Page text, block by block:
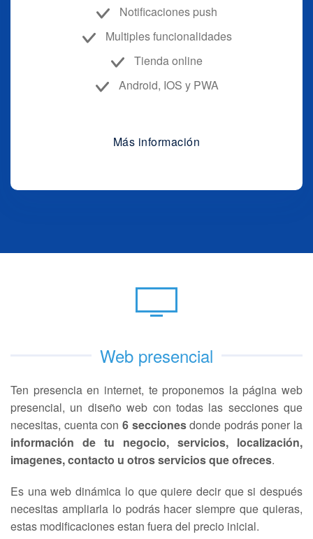
Notificaciones push
Multiples funcionalidades
Tienda online
Android, IOS y PWA
Más información
Web presencial
Ten presencia en internet, te proponemos la página web
presencial, un diseño web con todas las secciones que
necesitas, cuenta con 6 seccionesdonde podrás poner la
información de tu negocio, servicios, localización,
imagenes, contacto u otros servicios que ofreces.
Es una web dinámica lo que quiere decir que si después
necesitas ampliarla lo podrás hacer siempre que quieras,
estas modificaciones estan fuera del precio inicial.